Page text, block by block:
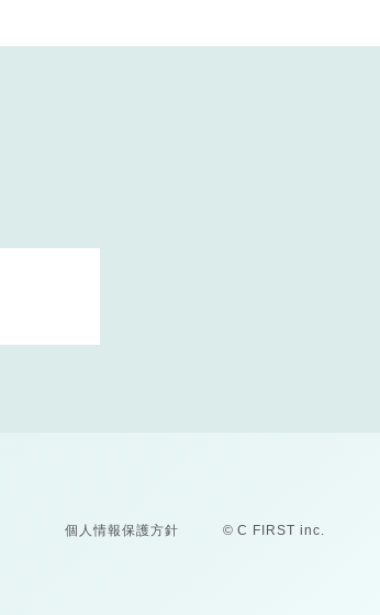
個人情報保護方針 © C FIRST inc.